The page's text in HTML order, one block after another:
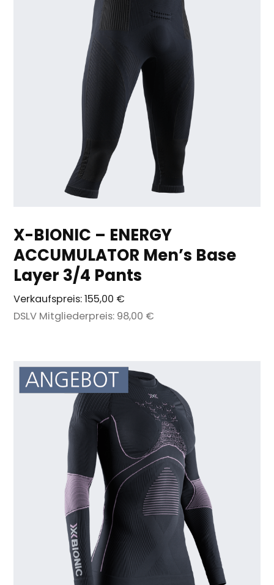
X-BIONIC – ENERGY
ACCUMULATOR Men’s Base
Layer 3/4 Pants
Verkaufspreis:155,00 €
DSLV Mitgliederpreis: 98,00 €